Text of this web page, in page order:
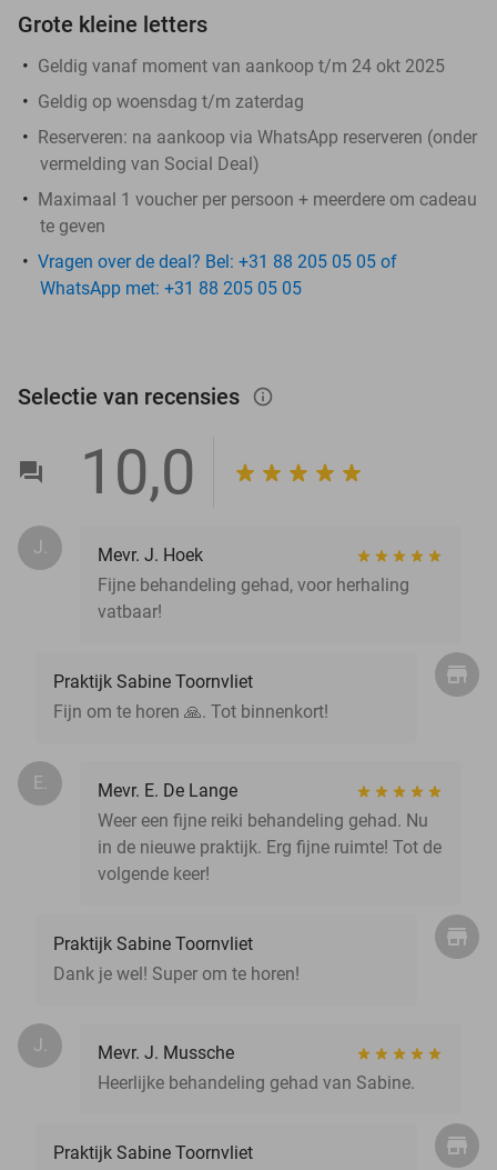
Grote kleine letters
Geldig vanaf moment van aankoop t/m 24 okt 2025
Geldig op woensdag t/m zaterdag
Reserveren: na aankoop via WhatsApp reserveren (onder
vermelding van Social Deal)
Maximaal 1 voucher per persoon + meerdere om cadeau
te geven
Vragen over de deal? Bel: +31 88 205 05 05 of
WhatsApp met: +31 88 205 05 05
Selectie van recensies info_outlined
10,0
J.
Mevr. J. Hoek
Fijne behandeling gehad, voor herhaling
vatbaar!
Praktijk Sabine Toornvliet
Fijn om te horen 🙏. Tot binnenkort!
E.
Mevr. E. De Lange
Weer een fijne reiki behandeling gehad. Nu
in de nieuwe praktijk. Erg fijne ruimte! Tot de
volgende keer!
Praktijk Sabine Toornvliet
Dank je wel! Super om te horen!
J.
Mevr. J. Mussche
Heerlijke behandeling gehad van Sabine.
Praktijk Sabine Toornvliet